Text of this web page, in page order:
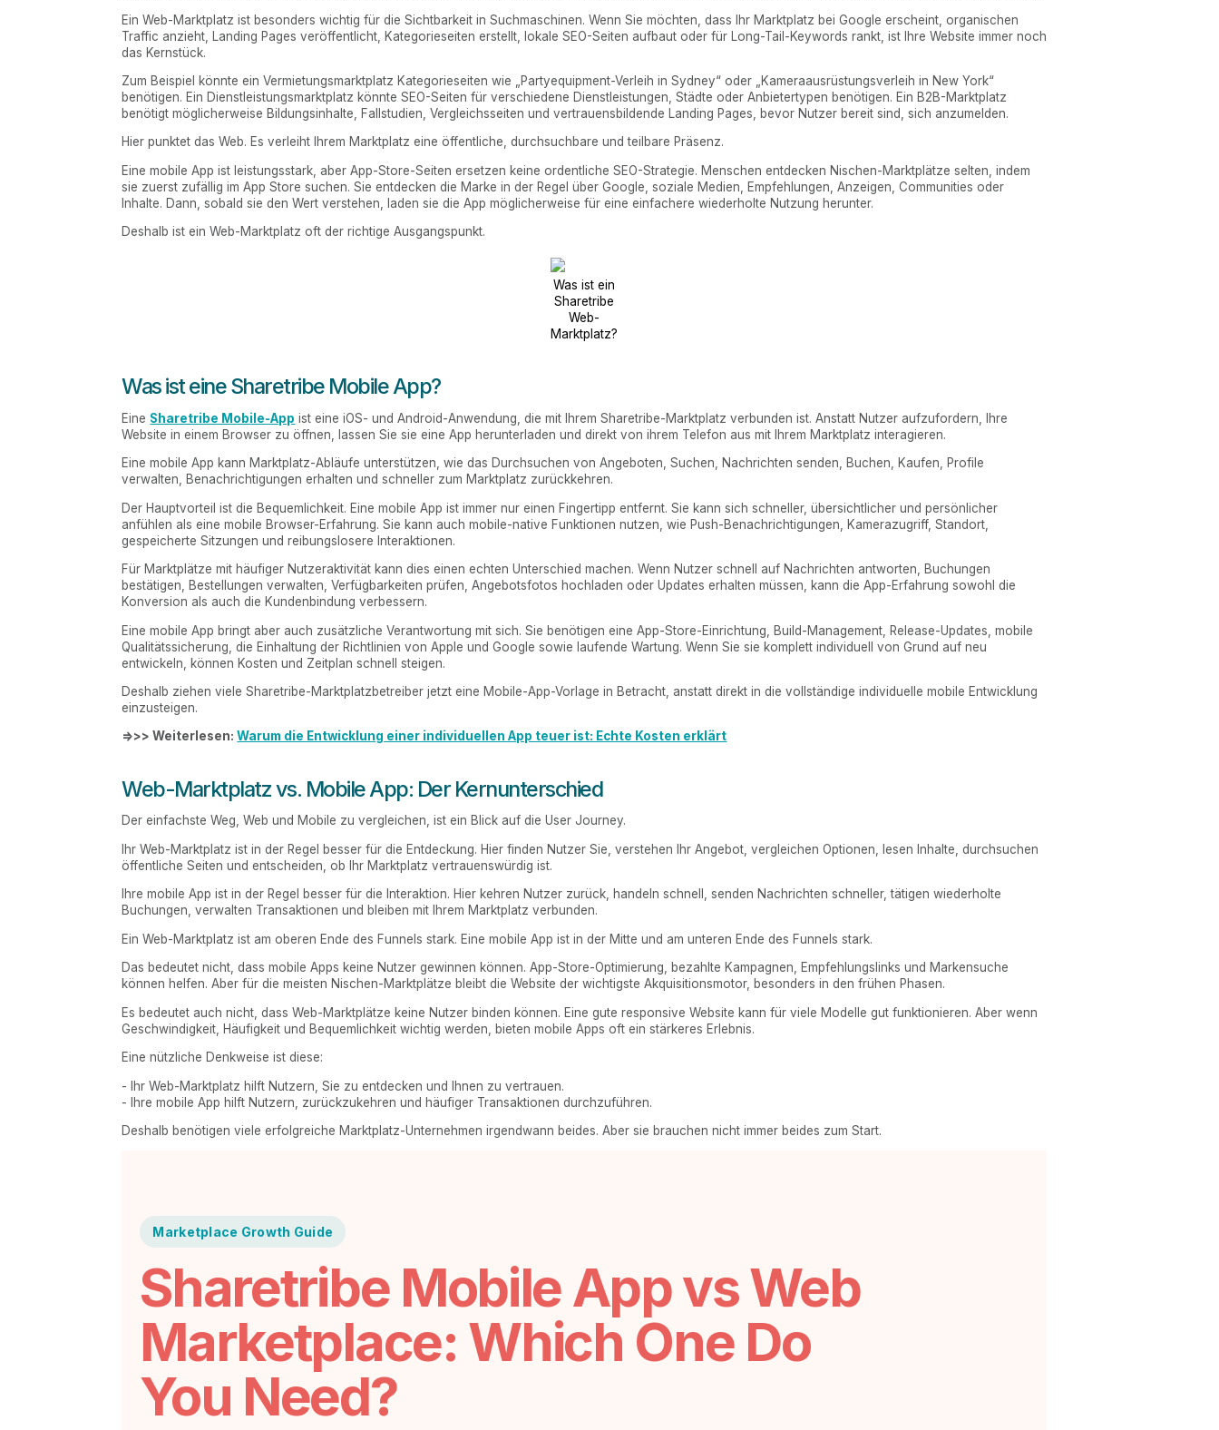
Ein Web-Marktplatz ist besonders wichtig für die Sichtbarkeit in Suchmaschinen. Wenn Sie möchten, dass Ihr Marktplatz bei Google erscheint, organischen
Traffic anzieht, Landing Pages veröffentlicht, Kategorieseiten erstellt, lokale SEO-Seiten aufbaut oder für Long-Tail-Keywords rankt, ist Ihre Website immer noch
das Kernstück.
Zum Beispiel könnte ein Vermietungsmarktplatz Kategorieseiten wie „Partyequipment-Verleih in Sydney“ oder „Kameraausrüstungsverleih in New York“
benötigen. Ein Dienstleistungsmarktplatz könnte SEO-Seiten für verschiedene Dienstleistungen, Städte oder Anbietertypen benötigen. Ein B2B-Marktplatz
benötigt möglicherweise Bildungsinhalte, Fallstudien, Vergleichsseiten und vertrauensbildende Landing Pages, bevor Nutzer bereit sind, sich anzumelden.
Hier punktet das Web. Es verleiht Ihrem Marktplatz eine öffentliche, durchsuchbare und teilbare Präsenz.
Eine mobile App ist leistungsstark, aber App-Store-Seiten ersetzen keine ordentliche SEO-Strategie. Menschen entdecken Nischen-Marktplätze selten, indem
sie zuerst zufällig im App Store suchen. Sie entdecken die Marke in der Regel über Google, soziale Medien, Empfehlungen, Anzeigen, Communities oder
Inhalte. Dann, sobald sie den Wert verstehen, laden sie die App möglicherweise für eine einfachere wiederholte Nutzung herunter.
Deshalb ist ein Web-Marktplatz oft der richtige Ausgangspunkt.
Was ist ein
Sharetribe
Web-
Marktplatz?
Was ist eine Sharetribe Mobile App?
Eine Sharetribe Mobile-App ist eine iOS- und Android-Anwendung, die mit Ihrem Sharetribe-Marktplatz verbunden ist. Anstatt Nutzer aufzufordern, Ihre
Website in einem Browser zu öffnen, lassen Sie sie eine App herunterladen und direkt von ihrem Telefon aus mit Ihrem Marktplatz interagieren.
Eine mobile App kann Marktplatz-Abläufe unterstützen, wie das Durchsuchen von Angeboten, Suchen, Nachrichten senden, Buchen, Kaufen, Profile
verwalten, Benachrichtigungen erhalten und schneller zum Marktplatz zurückkehren.
Der Hauptvorteil ist die Bequemlichkeit. Eine mobile App ist immer nur einen Fingertipp entfernt. Sie kann sich schneller, übersichtlicher und persönlicher
anfühlen als eine mobile Browser-Erfahrung. Sie kann auch mobile-native Funktionen nutzen, wie Push-Benachrichtigungen, Kamerazugriff, Standort,
gespeicherte Sitzungen und reibungslosere Interaktionen.
Für Marktplätze mit häufiger Nutzeraktivität kann dies einen echten Unterschied machen. Wenn Nutzer schnell auf Nachrichten antworten, Buchungen
bestätigen, Bestellungen verwalten, Verfügbarkeiten prüfen, Angebotsfotos hochladen oder Updates erhalten müssen, kann die App-Erfahrung sowohl die
Konversion als auch die Kundenbindung verbessern.
Eine mobile App bringt aber auch zusätzliche Verantwortung mit sich. Sie benötigen eine App-Store-Einrichtung, Build-Management, Release-Updates, mobile
Qualitätssicherung, die Einhaltung der Richtlinien von Apple und Google sowie laufende Wartung. Wenn Sie sie komplett individuell von Grund auf neu
entwickeln, können Kosten und Zeitplan schnell steigen.
Deshalb ziehen viele Sharetribe-Marktplatzbetreiber jetzt eine Mobile-App-Vorlage in Betracht, anstatt direkt in die vollständige individuelle mobile Entwicklung
einzusteigen.
=>>> Weiterlesen:Warum die Entwicklung einer individuellen App teuer ist: Echte Kosten erklärt
Web-Marktplatz vs. Mobile App: Der Kernunterschied
Der einfachste Weg, Web und Mobile zu vergleichen, ist ein Blick auf die User Journey.
Ihr Web-Marktplatz ist in der Regel besser für die Entdeckung. Hier finden Nutzer Sie, verstehen Ihr Angebot, vergleichen Optionen, lesen Inhalte, durchsuchen
öffentliche Seiten und entscheiden, ob Ihr Marktplatz vertrauenswürdig ist.
Ihre mobile App ist in der Regel besser für die Interaktion. Hier kehren Nutzer zurück, handeln schnell, senden Nachrichten schneller, tätigen wiederholte
Buchungen, verwalten Transaktionen und bleiben mit Ihrem Marktplatz verbunden.
Ein Web-Marktplatz ist am oberen Ende des Funnels stark. Eine mobile App ist in der Mitte und am unteren Ende des Funnels stark.
Das bedeutet nicht, dass mobile Apps keine Nutzer gewinnen können. App-Store-Optimierung, bezahlte Kampagnen, Empfehlungslinks und Markensuche
können helfen. Aber für die meisten Nischen-Marktplätze bleibt die Website der wichtigste Akquisitionsmotor, besonders in den frühen Phasen.
Es bedeutet auch nicht, dass Web-Marktplätze keine Nutzer binden können. Eine gute responsive Website kann für viele Modelle gut funktionieren. Aber wenn
Geschwindigkeit, Häufigkeit und Bequemlichkeit wichtig werden, bieten mobile Apps oft ein stärkeres Erlebnis.
Eine nützliche Denkweise ist diese:
- Ihr Web-Marktplatz hilft Nutzern, Sie zu entdecken und Ihnen zu vertrauen.
- Ihre mobile App hilft Nutzern, zurückzukehren und häufiger Transaktionen durchzuführen.
Deshalb benötigen viele erfolgreiche Marktplatz-Unternehmen irgendwann beides. Aber sie brauchen nicht immer beides zum Start.
Marketplace Growth Guide
Sharetribe Mobile App vs Web
Marketplace: Which One Do
You Need?